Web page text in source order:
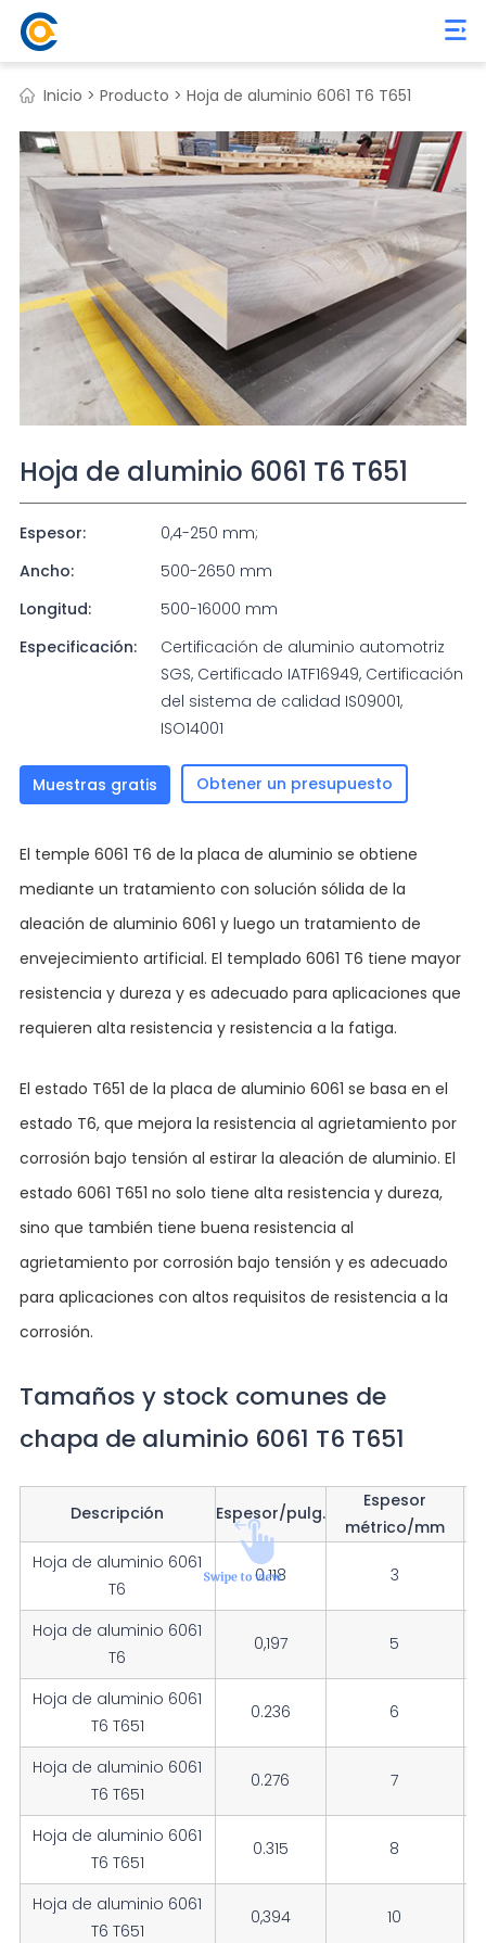
Inicio > Producto > Hoja de aluminio 6061 T6 T651
Hoja de aluminio 6061 T6 T651
Espesor:
0,4-250 mm;
Ancho:
500-2650 mm
Longitud:
500-16000 mm
Especificación:
Certificación de aluminio automotriz
SGS, Certificado IATF16949, Certificación
del sistema de calidad IS09001,
ISO14001
Muestras gratis Obtener un presupuesto
El temple 6061 T6 de la placa de aluminio se obtiene
mediante un tratamiento con solución sólida de la
aleación de aluminio 6061 y luego un tratamiento de
envejecimiento artificial. El templado 6061 T6 tiene mayor
resistencia y dureza y es adecuado para aplicaciones que
requieren alta resistencia y resistencia a la fatiga.
El estado T651 de la placa de aluminio 6061 se basa en el
estado T6, que mejora la resistencia al agrietamiento por
corrosión bajo tensión al estirar la aleación de aluminio. El
estado 6061 T651 no solo tiene alta resistencia y dureza,
sino que también tiene buena resistencia al
agrietamiento por corrosión bajo tensión y es adecuado
para aplicaciones con altos requisitos de resistencia a la
corrosión.
Tamaños y stock comunes de
chapa de aluminio 6061 T6 T651
Descripción Espesor/pulg.
Espesor
métrico/mm
Hoja de aluminio 6061
T6
0.118 3
Hoja de aluminio 6061
T6
0,197 5
Hoja de aluminio 6061
T6 T651
0.236 6
Hoja de aluminio 6061
T6 T651
0.276 7
Hoja de aluminio 6061
T6 T651
0.315 8
Hoja de aluminio 6061
T6 T651
0,394 10